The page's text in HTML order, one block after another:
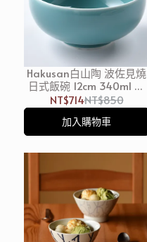
Hakusan白山陶 波佐見燒
日式飯碗 12cm 340ml 青
磁 日本製
NT$714NT$850
加入購物車